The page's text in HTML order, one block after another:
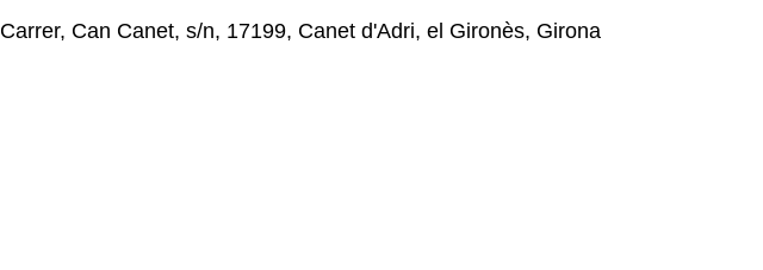
Carrer, Can Canet, s/n, 17199, Canet d'Adri, el Gironès, Girona